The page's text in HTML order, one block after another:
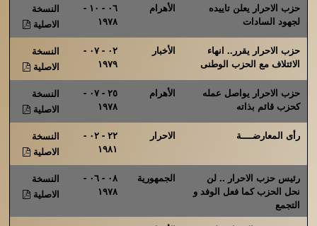
حزب الاحرار يعلن تاييده
لجهود السادات
الأهرام
٠٦ - ١٠ -
١٩٧٨
النسخة
الاصلية
حزب الاحرار يقرر.. انهاء
الائتلاف مع الحزب الوطنى
الأخبار
٠٢ - ٠٧ -
١٩٧٩
النسخة
الاصلية
حزب الاحرار يواصل عمله
كحزب قائم بذاته
الأهرام
٢٥ - ٠٧ -
١٩٧٨
النسخة
الاصلية
رأى المعارضــــة
الاحرار
٢٢ - ٠٢ -
١٩٨١
النسخة
الاصلية
رئيس حزب الاحرار .. لن
نحل الحزب كما فعل الوفد و
التجمع
الجمهورية
٠٨ - ٠٦ -
١٩٧٨
النسخة
الاصلية